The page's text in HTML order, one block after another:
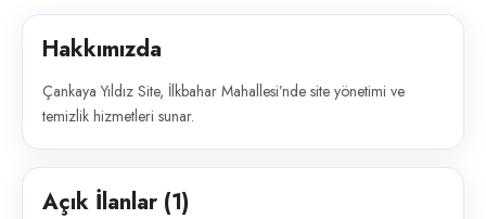
Hakkımızda
Çankaya Yıldız Site, İlkbahar Mahallesi’nde site yönetimi ve
temizlik hizmetleri sunar.
Açık İlanlar (1)